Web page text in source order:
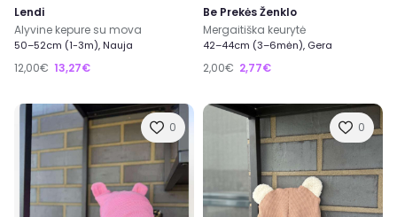
Lendi
Alyvine kepure su mova
50–52cm (1-3m), Nauja
12,00€ 13,27€
Be Prekės Ženklo
Mergaitiška keurytė
42–44cm (3–6mėn), Gera
2,00€ 2,77€
0 0